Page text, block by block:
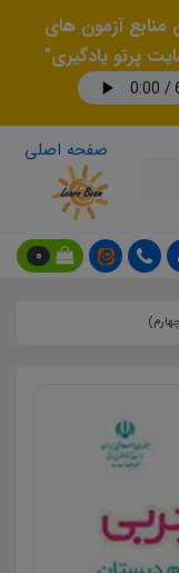
منابع آزمون های
پرتو یادگیری"
صفحه اصلی
0